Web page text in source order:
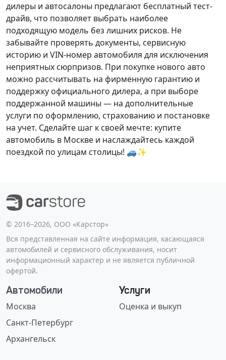
дилеры и автосалоны предлагают бесплатный тест-
драйв, что позволяет выбрать наиболее
подходящую модель без лишних рисков. Не
забывайте проверять документы, сервисную
историю и VIN-номер автомобиля для исключения
неприятных сюрпризов. При покупке нового авто
можно рассчитывать на фирменную гарантию и
поддержку официального дилера, а при выборе
поддержанной машины — на дополнительные
услуги по оформлению, страхованию и постановке
на учет. Сделайте шаг к своей мечте: купите
автомобиль в Москве и наслаждайтесь каждой
поездкой по улицам столицы! 🚙✨
©️ 2016–2026, ООО «Карстор»
Вся представленная на сайте информация, касающаяся
автомобилей и сервисного обслуживания, носит
информационный характер и не является публичной
офертой.
Автомобили
Москва
Санкт-Петербург
Архангельск
Услуги
Оценка и выкуп